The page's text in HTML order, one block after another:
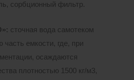
сорбционный фильтр.
сточная вода самотеком
емкости, где, при
осаждаются
плотностью 1500 кг/м3,